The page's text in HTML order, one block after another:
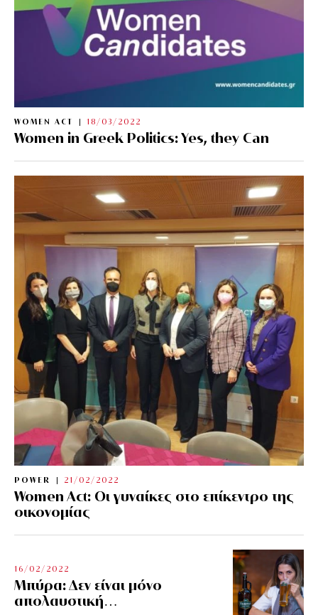
WOMEN ACT 18/03/2022
Women in Greek Politics: Yes, they Can
POWER 21/02/2022
Women Act: Οι γυναίκες στο επίκεντρο της
οικονομίας
16/02/2022
Μπύρα: Δεν είναι μόνο
απολαυστική…